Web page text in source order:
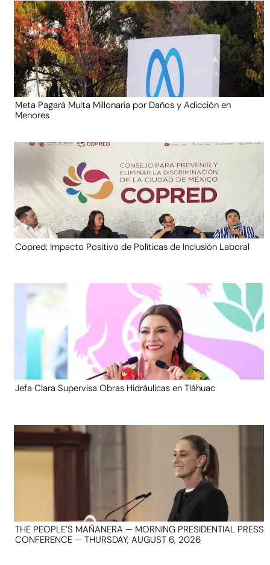
Meta Pagará Multa Millonaria por Daños y Adicción en
Menores
Copred: Impacto Positivo de Políticas de Inclusión Laboral
Jefa Clara Supervisa Obras Hidráulicas en Tláhuac
THE PEOPLE’S MAÑANERA — MORNING PRESIDENTIAL PRESS
CONFERENCE — THURSDAY, AUGUST 6, 2026